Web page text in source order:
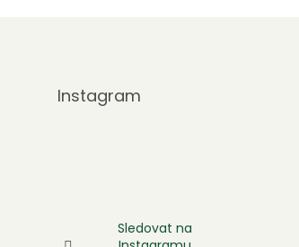
Instagram
Sledovat na